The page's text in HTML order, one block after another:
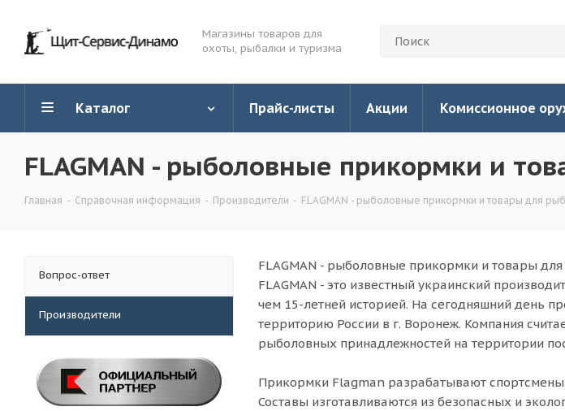
Магазины товаров для
охоты, рыбалки и туризма
Каталог Прайс-листы Акции Комиссионное
FLAGMAN - рыболовные прикормки и
Главная - Справочная информация - Производители - FLAGMAN - рыболовные прикормки и товары для
FLAGMAN - рыболовные прикормки и товары
FLAGMAN - это известный украинский
чем 15-летней историей. На сегодняшний день
территорию России в г. Воронеж. Компания
рыболовных принадлежностей на территории
Прикормки Flagman разрабатывают
Составы изготавливаются из безопасных и
Вопрос-ответ
Производители